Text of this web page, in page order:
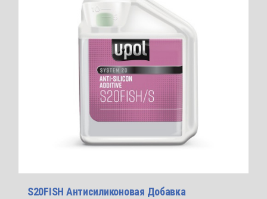
S20FISH Антисиликоновая Добавка